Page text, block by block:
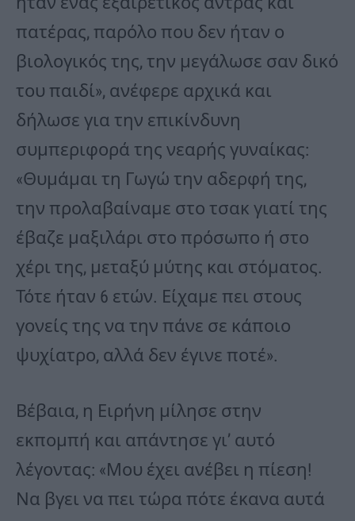
πατέρας, παρόλο που δεν ήταν ο
βιολογικός της, την μεγάλωσε σαν δικό
του παιδί», ανέφερε αρχικά και
δήλωσε για την επικίνδυνη
συμπεριφορά της νεαρής γυναίκας:
«Θυμάμαι τη Γωγώ την αδερφή της,
την προλαβαίναμε στο τσακ γιατί της
έβαζε μαξιλάρι στο πρόσωπο ή στο
χέρι της, μεταξύ μύτης και στόματος.
Τότε ήταν 6 ετών. Είχαμε πει στους
γονείς της να την πάνε σε κάποιο
ψυχίατρο, αλλά δεν έγινε ποτέ».
Βέβαια, η Ειρήνη μίλησε στην
εκπομπή και απάντησε γι’ αυτό
λέγοντας: «Μου έχει ανέβει η πίεση!
Να βγει να πει τώρα πότε έκανα αυτά